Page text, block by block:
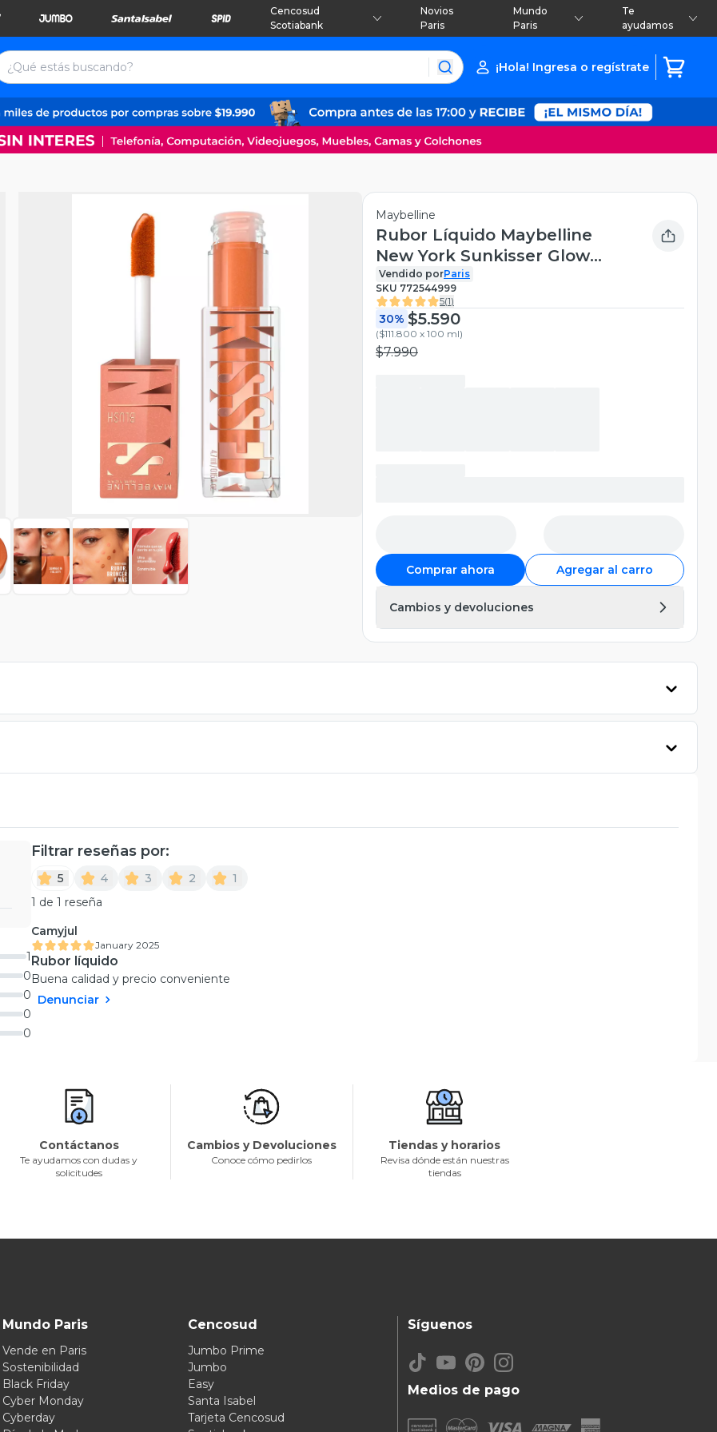
Cencosud
Scotiabank
Novios
Paris
Mundo
Paris
Te
ayudamos
¡Hola! Ingresa o regístrate
Maybelline
Rubor Líquido Maybelline
New York Sunkisser Glow
Blush Summer In The City 4.7
ml
Vendido porParis
SKU 772544999
5(1)
30% $5.590
($111.800 x 100 ml)
$7.990
Comprar ahora Agregar al carro
Cambios y devoluciones
1
0
0
0
0
Filtrar reseñas por:
5 4 3 2
1
1 de 1 reseña
Camyjul
January 2025
Rubor líquido
Buena calidad y precio conveniente
Denunciar
Contáctanos
Te ayudamos con dudas y
solicitudes
Cambios y Devoluciones
Conoce cómo pedirlos
Tiendas y horarios
Revisa dónde están nuestras
tiendas
Mundo Paris
Vende en Paris
Sostenibilidad
Black Friday
Cyber Monday
Cyberday
Cencosud
Jumbo Prime
Jumbo
Easy
Santa Isabel
Tarjeta Cencosud
Medios de pago
Síguenos